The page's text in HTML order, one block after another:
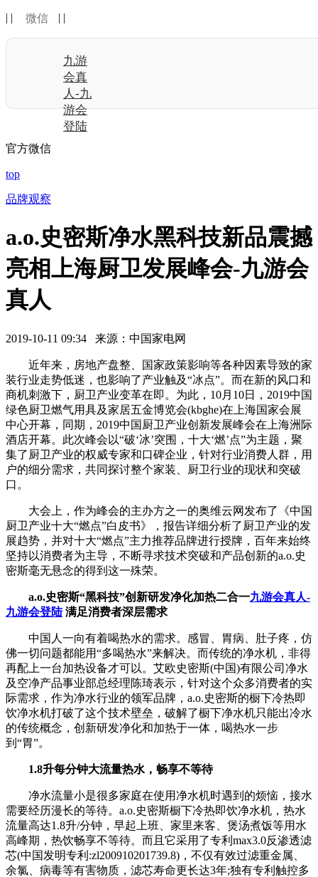
| | 微信 | |
九游
会真
人-九
游会
登陆
官方微信
top
品牌观察
a.o.史密斯净水黑科技新品震撼
亮相上海厨卫发展峰会-九游会
真人
2019-10-11 09:34 来源：中国家电网
近年来，房地产盘整、国家政策影响等各种因素导致的家
装行业走势低迷，也影响了产业触及“冰点”。而在新的风口和
商机刺激下，厨卫产业变革在即。为此，10月10日，2019中国
绿色厨卫燃气用具及家居五金博览会(kbghe)在上海国家会展
中心开幕，同期，2019中国厨卫产业创新发展峰会在上海洲际
酒店开幕。此次峰会以“破‘冰’突围，十大‘燃’点”为主题，聚
集了厨卫产业的权威专家和口碑企业，针对行业消费人群，用
户的细分需求，共同探讨整个家装、厨卫行业的现状和突破
口。
大会上，作为峰会的主办方之一的奥维云网发布了《中国
厨卫产业十大“燃点”白皮书》，报告详细分析了厨卫产业的发
展趋势，并对十大“燃点”主力推荐品牌进行授牌，百年来始终
坚持以消费者为主导，不断寻求技术突破和产品创新的a.o.史
密斯毫无悬念的得到这一殊荣。
a.o.史密斯“黑科技”创新研发净化加热二合一九游会真人-
九游会登陆满足消费者深层需求
中国人一向有着喝热水的需求。感冒、胃病、肚子疼，仿
佛一切问题都能用“多喝热水”来解决。而传统的净水机，非得
再配上一台加热设备才可以。艾欧史密斯(中国)有限公司净水
及空净产品事业部总经理陈琦表示，针对这个众多消费者的实
际需求，作为净水行业的领军品牌，a.o.史密斯的橱下冷热即
饮净水机打破了这个技术壁垒，破解了橱下净水机只能出冷水
的传统概念，创新研发净化和加热于一体，喝热水一步
到“胃”。
1.8升每分钟大流量热水，畅享不等待
净水流量小是很多家庭在使用净水机时遇到的烦恼，接水
需要经历漫长的等待。a.o.史密斯橱下冷热即饮净水机，热水
流量高达1.8升/分钟，早起上班、家里来客、煲汤煮饭等用水
高峰期，热饮畅享不等待。而且它采用了专利max3.0反渗透滤
芯(中国发明专利:zl200910201739.8)，不仅有效过滤重金属、
余氯、病毒等有害物质，滤芯寿命更长达3年;独有专利触控多